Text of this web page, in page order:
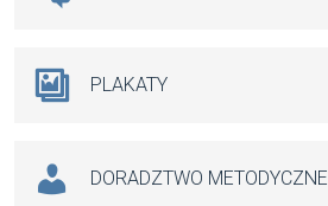
PLAKATY
DORADZTWO METODYCZNE